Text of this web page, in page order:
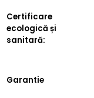
Certificare
ecologică și
sanitară:
Garantie